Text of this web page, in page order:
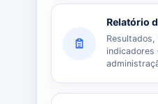
Relatório
Resultados,
indicadores